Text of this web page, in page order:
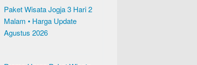
Paket Wisata Jogja 3 Hari 2
Malam • Harga Update
Agustus 2026